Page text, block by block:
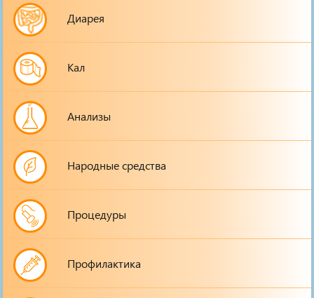
Диарея
Кал
Анализы
Народные средства
Процедуры
Профилактика